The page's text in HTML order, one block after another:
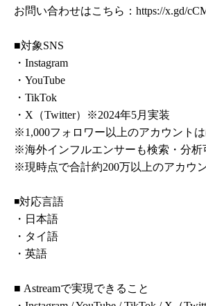
お問い合わせはこちら： https://x.gd/
■対象SNS
・Instagram
・YouTube
・TikTok
・X（Twitter）※2024年5月実装
※1,000フォロワー以上のアカウント
※海外インフルエンサーも検索・分析
※現時点で合計約200万以上のアカウ
◾️対応言語
・日本語
・タイ語
・英語
■ Astreamで実現できること